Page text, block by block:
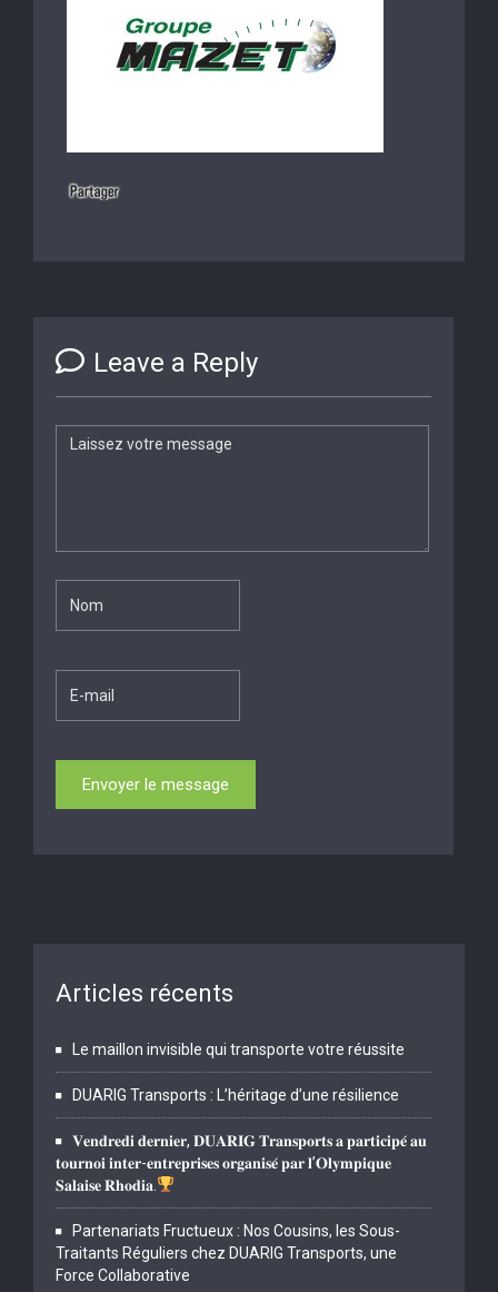
Leave a Reply
Articles récents
Le maillon invisible qui transporte votre réussite
DUARIG Transports : L’héritage d’une résilience
𝐕𝐞𝐧𝐝𝐫𝐞𝐝𝐢 𝐝𝐞𝐫𝐧𝐢𝐞𝐫, 𝐃𝐔𝐀𝐑𝐈𝐆 𝐓𝐫𝐚𝐧𝐬𝐩𝐨𝐫𝐭𝐬 𝐚 𝐩𝐚𝐫𝐭𝐢𝐜𝐢𝐩𝐞́ 𝐚𝐮
𝐭𝐨𝐮𝐫𝐧𝐨𝐢 𝐢𝐧𝐭𝐞𝐫-𝐞𝐧𝐭𝐫𝐞𝐩𝐫𝐢𝐬𝐞𝐬 𝐨𝐫𝐠𝐚𝐧𝐢𝐬𝐞́ 𝐩𝐚𝐫 𝐥’𝐎𝐥𝐲𝐦𝐩𝐢𝐪𝐮𝐞
𝐒𝐚𝐥𝐚𝐢𝐬𝐞 𝐑𝐡𝐨𝐝𝐢𝐚.
Partenariats Fructueux : Nos Cousins, les Sous-
Traitants Réguliers chez DUARIG Transports, une
Force Collaborative